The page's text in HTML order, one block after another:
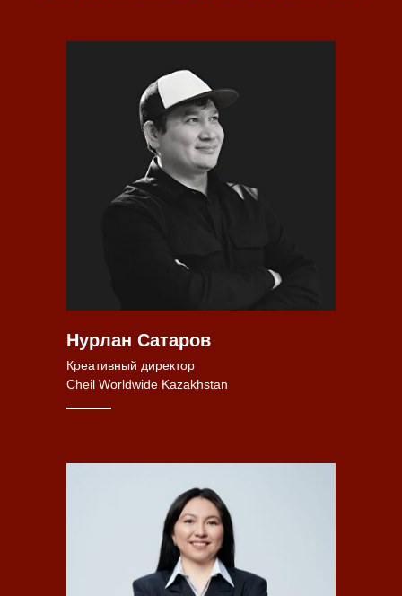
Нурлан Сатаров
Креативный директор
Cheil Worldwide Kazakhstan